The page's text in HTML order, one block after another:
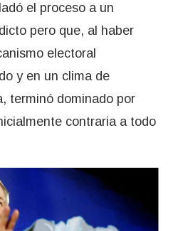
el proceso a un
pero que, al haber
electoral
y en un clima de
terminó dominado por
contraria a todo